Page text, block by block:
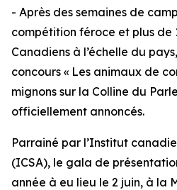
- Après des semaines de
compétition féroce et plus de
Canadiens à l’échelle du
concours « Les animaux de
mignons sur la Colline du
officiellement annoncés.
Parrainé par l’Institut
(ICSA), le gala de
année à eu lieu le 2 juin, à la